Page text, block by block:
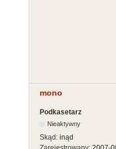
mono
Podkasetarz
Nieaktywny
Skąd: inąd